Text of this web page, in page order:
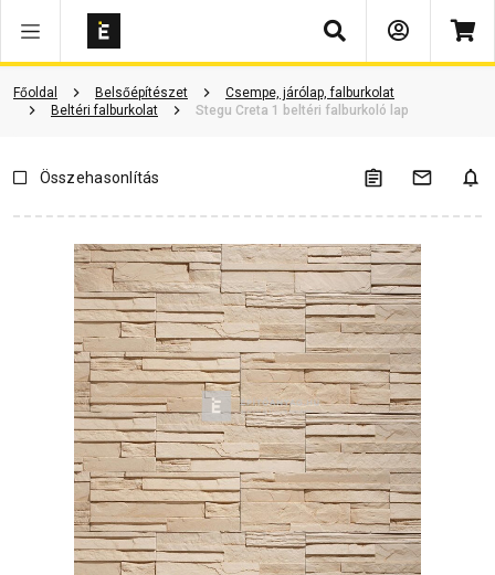
Keresés
Főoldal Belsőépítészet
Csempe, járólap, falburkolat
Beltéri falburkolat
Stegu Creta 1 beltéri falburkoló lap
Vásárlói vélemények Kérdések és válaszok Kapcsolódó cikkek
Összehasonlítás